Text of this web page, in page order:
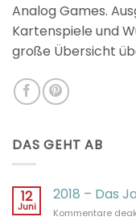
Analog Games.
Kartenspiele und
große Übersicht
DAS GEHT AB
12
Juni
2018 – Das
Kommentare